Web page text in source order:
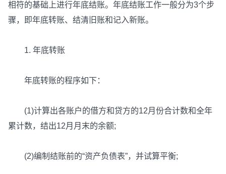
相符的基础上进行年底结账。年底结账工作一般分为3个步
骤，即年底转账、结清旧账和记入新账。
1. 年底转账
年底转账的程序如下：
(1)计算出各账户的借方和贷方的12月份合计数和全年
累计数，结出12月月末的余额;
(2)编制结账前的“资产负债表”，并试算平衡;